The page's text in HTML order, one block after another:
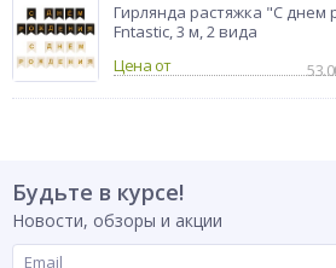
Гирлянда растяжка "С днем
Fntastic, 3 м, 2 вида
Цена от
Будьте в курсе!
Новости, обзоры и акции